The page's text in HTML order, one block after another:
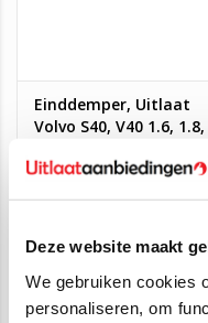
Deze website maakt
We gebruiken cookies
personaliseren, om
Einddemper, Uitlaat
Volvo S40, V40 1.6, 1.8,